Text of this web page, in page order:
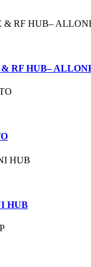
RF HUB–
HUB